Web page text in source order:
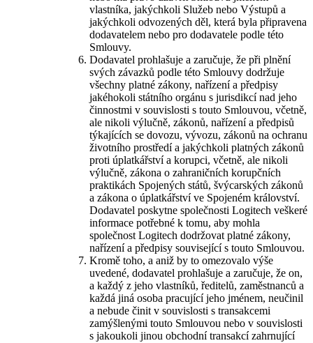
vlastníka, jakýchkoli Služeb nebo Výstupů a
jakýchkoli odvozených děl, která byla připravena
dodavatelem nebo pro dodavatele podle této
Smlouvy.
Dodavatel prohlašuje a zaručuje, že při plnění
svých závazků podle této Smlouvy dodržuje
všechny platné zákony, nařízení a předpisy
jakéhokoli státního orgánu s jurisdikcí nad jeho
činnostmi v souvislosti s touto Smlouvou, včetně,
ale nikoli výlučně, zákonů, nařízení a předpisů
týkajících se dovozu, vývozu, zákonů na ochranu
životního prostředí a jakýchkoli platných zákonů
proti úplatkářství a korupci, včetně, ale nikoli
výlučně, zákona o zahraničních korupčních
praktikách Spojených států, švýcarských zákonů
a zákona o úplatkářství ve Spojeném království.
Dodavatel poskytne společnosti Logitech veškeré
informace potřebné k tomu, aby mohla
společnost Logitech dodržovat platné zákony,
nařízení a předpisy související s touto Smlouvou.
Kromě toho, a aniž by to omezovalo výše
uvedené, dodavatel prohlašuje a zaručuje, že on,
a každý z jeho vlastníků, ředitelů, zaměstnanců a
každá jiná osoba pracující jeho jménem, neučinil
a nebude činit v souvislosti s transakcemi
zamýšlenými touto Smlouvou nebo v souvislosti
s jakoukoli jinou obchodní transakcí zahrnující